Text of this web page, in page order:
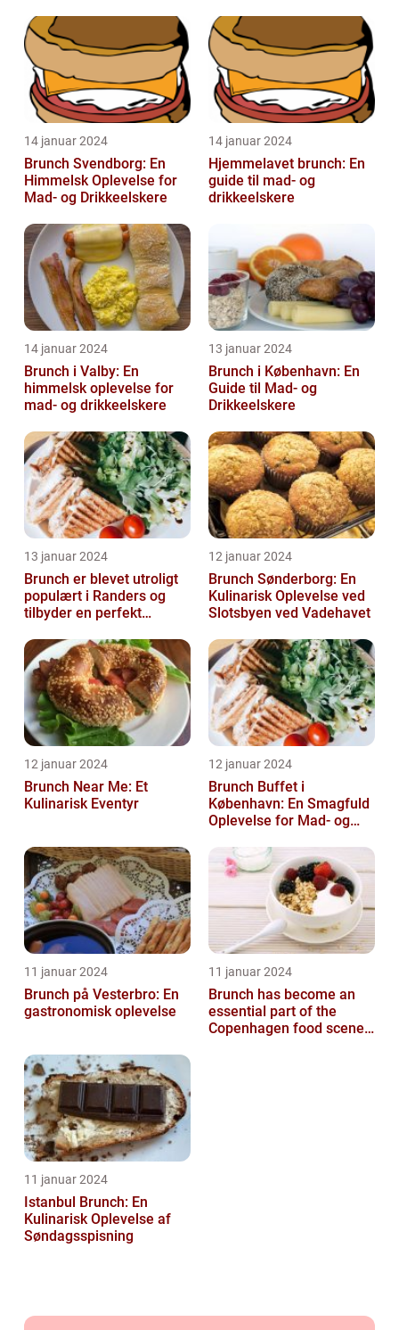
14 januar 2024
Brunch Svendborg: En
Himmelsk Oplevelse for
Mad- og Drikkeelskere
14 januar 2024
Hjemmelavet brunch: En
guide til mad- og
drikkeelskere
14 januar 2024
Brunch i Valby: En
himmelsk oplevelse for
mad- og drikkeelskere
13 januar 2024
Brunch i København: En
Guide til Mad- og
Drikkeelskere
13 januar 2024
Brunch er blevet utroligt
populært i Randers og
tilbyder en perfekt
morgenmad og ...
12 januar 2024
Brunch Sønderborg: En
Kulinarisk Oplevelse ved
Slotsbyen ved Vadehavet
12 januar 2024
Brunch Near Me: Et
Kulinarisk Eventyr
12 januar 2024
Brunch Buffet i
København: En Smagfuld
Oplevelse for Mad- og
11 januar 2024
Brunch på Vesterbro: En
gastronomisk oplevelse
11 januar 2024
Brunch has become an
essential part of the
Copenhagen food scene,
11 januar 2024
Istanbul Brunch: En
Kulinarisk Oplevelse af
Søndagsspisning